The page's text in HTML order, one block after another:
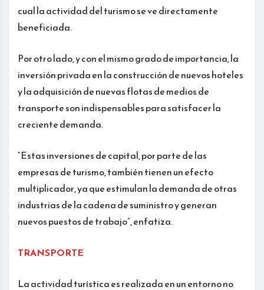
cual la actividad del turismo se ve directamente
beneficiada.
Por otro lado, y con el mismo grado de importancia, la
inversión privada en la construcción de nuevos hoteles
y la adquisición de nuevas flotas de medios de
transporte son indispensables para satisfacer la
creciente demanda.
“Estas inversiones de capital, por parte de las
empresas de turismo, también tienen un efecto
multiplicador, ya que estimulan la demanda de otras
industrias de la cadena de suministro y generan
nuevos puestos de trabajo”, enfatiza.
TRANSPORTE
La actividad turística es realizada en un entorno no